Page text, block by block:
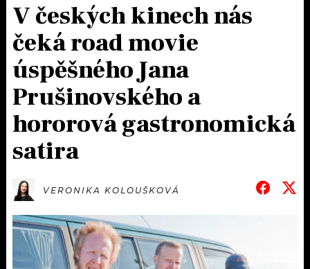
ČLÁNKY
HUDBA
ROZHOVORY
#NEBUDUDOMA
KALENDÁŘ
KVÍZY
VIP
PODCASTY
JAK NALADIT
RÁDIO
APLIKACE
PROGRAM
PLAYLIST
JAK NALADIT
V českých kinech nás
čeká road movie
úspěšného Jana
Prušinovského a
hororová gastronomická
satira
VERONIKA KOLOUŠKOVÁ